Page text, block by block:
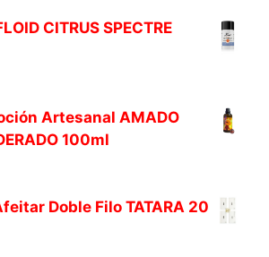
CITRUS SPECTRE
Artesanal AMADO
100ml
Doble Filo TATARA 20